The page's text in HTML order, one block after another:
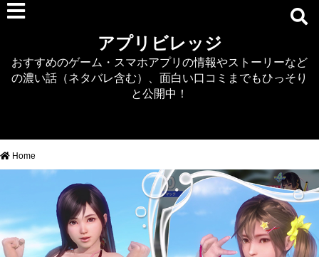
デタリキZ
アナザーエデン
RTS/MOBA
アクション
シミュレーション
牧場婚活
アプリビレッジ
おすすめのゲーム・スマホアプリの情報やストーリーなど
の濃い話（ネタバレ含む）、面白い口コミまでもひっそり
と公開中！
Home